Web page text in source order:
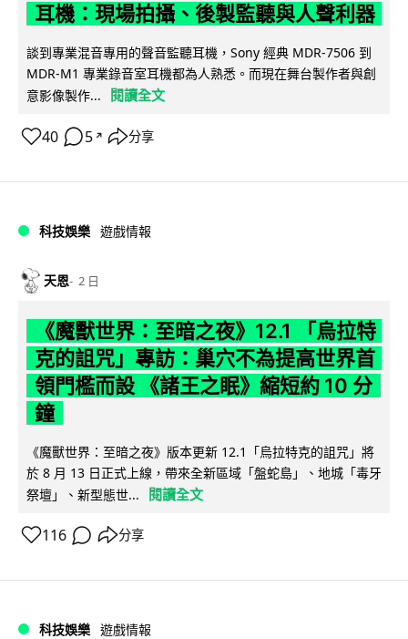
耳機：現場拍攝、後製監聽與人聲利器
談到專業混音專用的聲音監聽耳機，Sony 經典 MDR-7506 到
MDR-M1 專業錄音室耳機都為人熟悉。而現在舞台製作者與創
意影像製作...
閱讀全文
40 5 ↗ 分享
科技娛樂 遊戲情報
天恩 2 日
《魔獸世界：至暗之夜》12.1 「烏拉特
克的詛咒」專訪：巢穴不為提高世界首
領門檻而設 《諸王之眠》縮短約 10 分
鐘
《魔獸世界：至暗之夜》版本更新 12.1「烏拉特克的詛咒」將
於 8 月 13 日正式上線，帶來全新區域「盤蛇島」、地城「毒牙
祭壇」、新型態世...
閱讀全文
116 分享
科技娛樂 遊戲情報